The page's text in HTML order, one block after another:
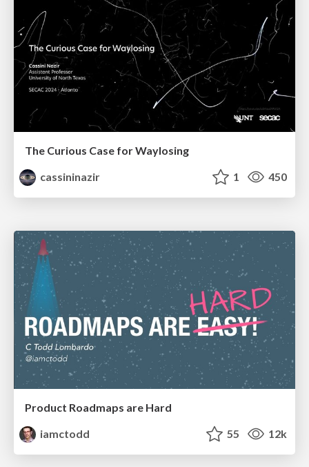
The Curious Case for Waylosing
cassininazir
1 450
Product Roadmaps are Hard
iamctodd
55 12k